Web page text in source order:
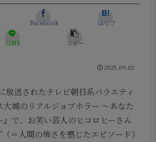
Facebook はてブ
LINE コピー
2025.09.02
放送されたテレビ朝日系バラエティ
大城のリアルジョブホラー ～あなた
』で、お笑い芸人のヒコロヒーさん
＝人間の怖さを感じたエピソード）